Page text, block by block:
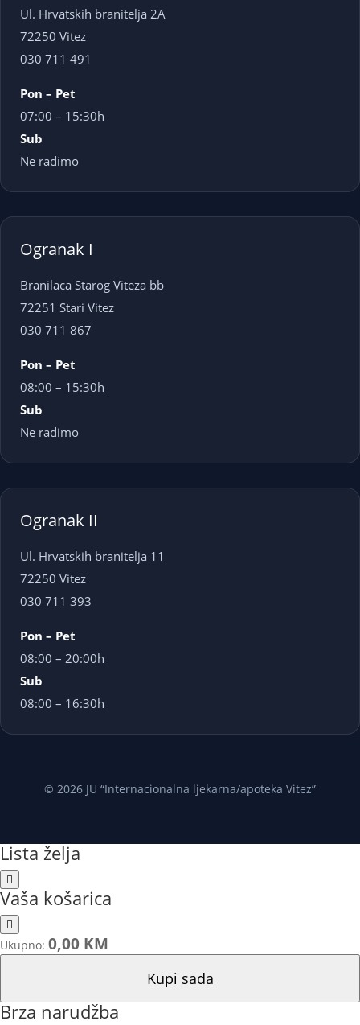
Ul. Hrvatskih branitelja 2A
72250 Vitez
030 711 491
Pon – Pet
07:00 – 15:30h
Sub
Ne radimo
Ogranak I
Branilaca Starog Viteza bb
72251 Stari Vitez
030 711 867
Pon – Pet
08:00 – 15:30h
Sub
Ne radimo
Ogranak II
Ul. Hrvatskih branitelja 11
72250 Vitez
030 711 393
Pon – Pet
08:00 – 20:00h
Sub
08:00 – 16:30h
© 2026 JU “Internacionalna ljekarna/apoteka Vitez”
Lista želja
Vaša košarica
Ukupno: 0,00 KM
Kupi sada
Brza narudžba